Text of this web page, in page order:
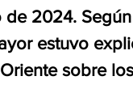
2024.
estuvo
sobre